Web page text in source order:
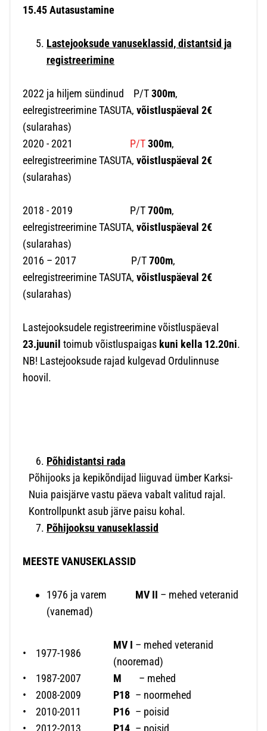
15.45 Autasustamine
Lastejooksude vanuseklassid, distantsid ja
registreerimine
2022 ja hiljem sündinud P/T300m,
eelregistreerimine TASUTA, võistluspäeval 2€
(sularahas)
2020 - 2021 P/T300m,
eelregistreerimine TASUTA, võistluspäeval 2€
(sularahas)
2018 - 2019 P/T700m,
eelregistreerimine TASUTA, võistluspäeval 2€
(sularahas)
2016 – 2017 P/T700m,
eelregistreerimine TASUTA, võistluspäeval 2€
(sularahas)
Lastejooksudele registreerimine võistluspäeval
23.juunil toimub võistluspaigas kuni kella 12.20ni.
NB! Lastejooksude rajad kulgevad Ordulinnuse
hoovil.
Põhidistantsi rada
Põhijooks ja kepikõndijad liiguvad ümber Karksi-
Nuia paisjärve vastu päeva vabalt valitud rajal.
Kontrollpunkt asub järve paisu kohal.
Põhijooksu vanuseklassid
MEESTE VANUSEKLASSID
1976 ja varem MV II – mehed veteranid
(vanemad)
• 1977-1986
MV I – mehed veteranid
(nooremad)
•
1987-2007 M
– mehed
•
2008-2009 P18 – noormehed
•
2010-2011 P16 – poisid
•
2012-2013 P14 – poisid